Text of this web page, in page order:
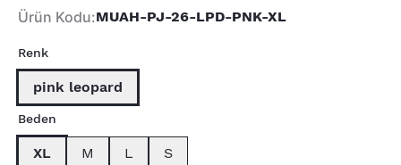
Ürün Kodu:MUAH-PJ-26-LPD-PNK-XL
Renk
pink leopard
Beden
XL M L S